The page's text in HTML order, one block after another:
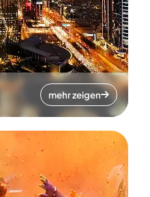
mehr zeigen